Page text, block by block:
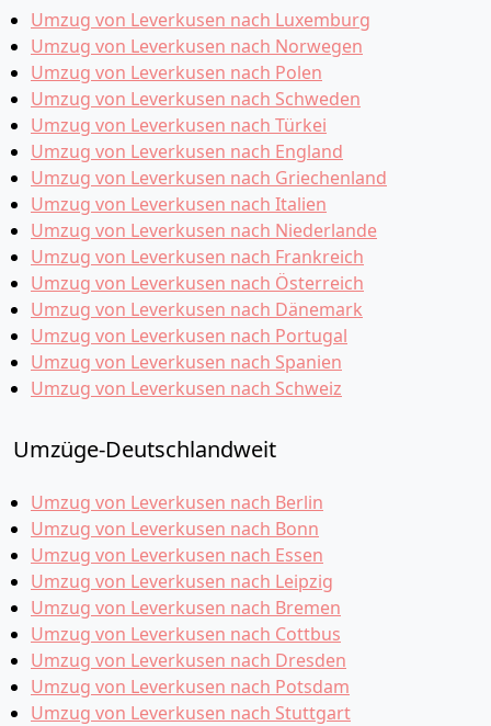
Umzug von Leverkusen nach Luxemburg
Umzug von Leverkusen nach Norwegen
Umzug von Leverkusen nach Polen
Umzug von Leverkusen nach Schweden
Umzug von Leverkusen nach Türkei
Umzug von Leverkusen nach England
Umzug von Leverkusen nach Griechenland
Umzug von Leverkusen nach Italien
Umzug von Leverkusen nach Niederlande
Umzug von Leverkusen nach Frankreich
Umzug von Leverkusen nach Österreich
Umzug von Leverkusen nach Dänemark
Umzug von Leverkusen nach Portugal
Umzug von Leverkusen nach Spanien
Umzug von Leverkusen nach Schweiz
Umzüge-Deutschlandweit
Umzug von Leverkusen nach Berlin
Umzug von Leverkusen nach Bonn
Umzug von Leverkusen nach Essen
Umzug von Leverkusen nach Leipzig
Umzug von Leverkusen nach Bremen
Umzug von Leverkusen nach Cottbus
Umzug von Leverkusen nach Dresden
Umzug von Leverkusen nach Potsdam
Umzug von Leverkusen nach Stuttgart